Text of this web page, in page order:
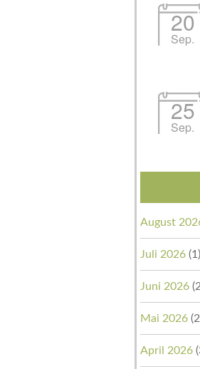
20
Sep.
25
Sep.
August
Juli 2026(1)
Juni 2026
Mai 2026
April 2026